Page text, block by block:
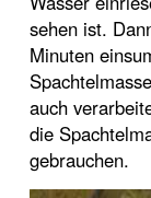
sehen ist.
Minuten
auch
die
gebrauchen.